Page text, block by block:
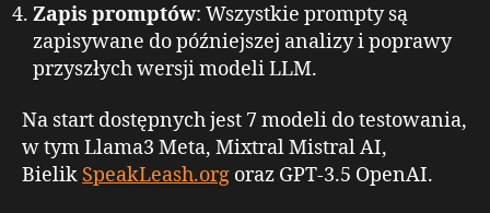
Zapis promptów: Wszystkie prompty są
zapisywane do późniejszej analizy i poprawy
przyszłych wersji modeli LLM.
Na start dostępnych jest 7 modeli do testowania,
w tym Llama3 Meta, Mixtral Mistral AI,
Bielik SpeakLeash.org oraz GPT-3.5 OpenAI.